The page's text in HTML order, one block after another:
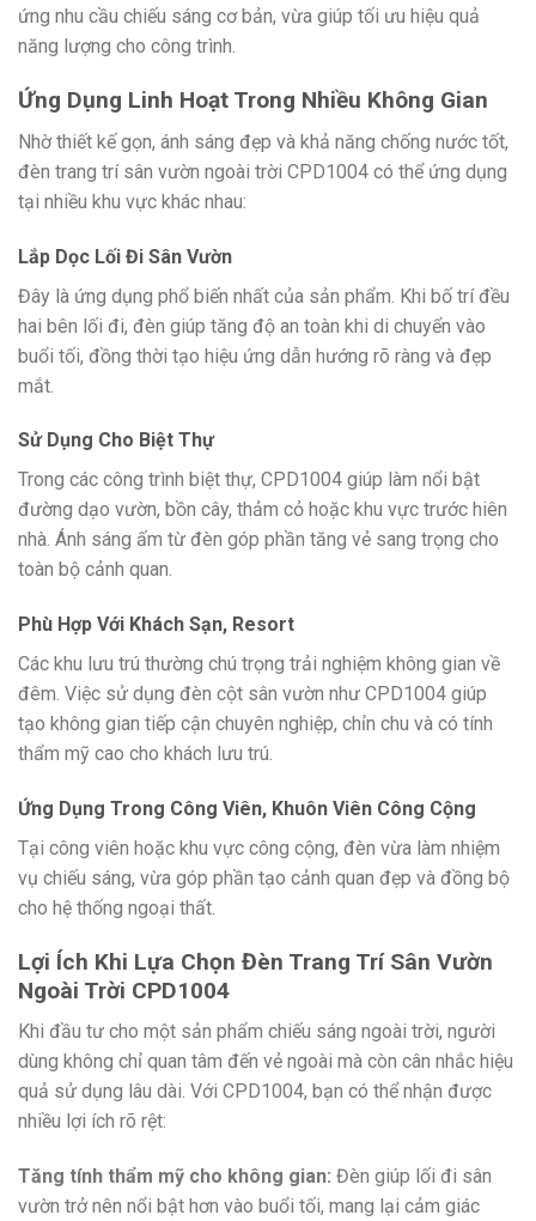
ứng nhu cầu chiếu sáng cơ bản, vừa giúp tối ưu hiệu quả
năng lượng cho công trình.
Ứng Dụng Linh Hoạt Trong Nhiều Không Gian
Nhờ thiết kế gọn, ánh sáng đẹp và khả năng chống nước tốt,
đèn trang trí sân vườn ngoài trời CPD1004 có thể ứng dụng
tại nhiều khu vực khác nhau:
Lắp Dọc Lối Đi Sân Vườn
Đây là ứng dụng phổ biến nhất của sản phẩm. Khi bố trí đều
hai bên lối đi, đèn giúp tăng độ an toàn khi di chuyển vào
buổi tối, đồng thời tạo hiệu ứng dẫn hướng rõ ràng và đẹp
mắt.
Sử Dụng Cho Biệt Thự
Trong các công trình biệt thự, CPD1004 giúp làm nổi bật
đường dạo vườn, bồn cây, thảm cỏ hoặc khu vực trước hiên
nhà. Ánh sáng ấm từ đèn góp phần tăng vẻ sang trọng cho
toàn bộ cảnh quan.
Phù Hợp Với Khách Sạn, Resort
Các khu lưu trú thường chú trọng trải nghiệm không gian về
đêm. Việc sử dụng đèn cột sân vườn như CPD1004 giúp
tạo không gian tiếp cận chuyên nghiệp, chỉn chu và có tính
thẩm mỹ cao cho khách lưu trú.
Ứng Dụng Trong Công Viên, Khuôn Viên Công Cộng
Tại công viên hoặc khu vực công cộng, đèn vừa làm nhiệm
vụ chiếu sáng, vừa góp phần tạo cảnh quan đẹp và đồng bộ
cho hệ thống ngoại thất.
Lợi Ích Khi Lựa Chọn Đèn Trang Trí Sân Vườn
Ngoài Trời CPD1004
Khi đầu tư cho một sản phẩm chiếu sáng ngoài trời, người
dùng không chỉ quan tâm đến vẻ ngoài mà còn cân nhắc hiệu
quả sử dụng lâu dài. Với CPD1004, bạn có thể nhận được
nhiều lợi ích rõ rệt:
Tăng tính thẩm mỹ cho không gian: Đèn giúp lối đi sân
vườn trở nên nổi bật hơn vào buổi tối, mang lại cảm giác